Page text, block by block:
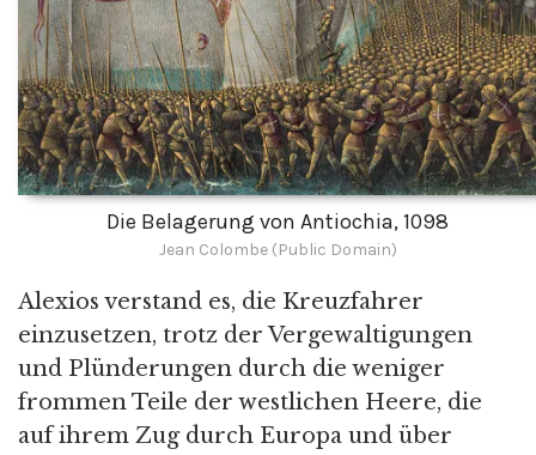
Die Belagerung von Antiochia, 1098
Jean Colombe (Public Domain)
Alexios verstand es, die Kreuzfahrer
einzusetzen, trotz der Vergewaltigungen
und Plünderungen durch die weniger
frommen Teile der westlichen Heere, die
auf ihrem Zug durch Europa und über